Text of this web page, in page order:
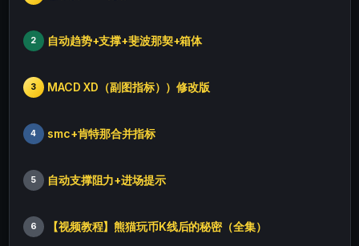
2 自动趋势+支撑+斐波那契+箱体
3 MACD XD（副图指标））修改版
4 smc+肯特那合并指标
5 自动支撑阻力+进场提示
6 【视频教程】熊猫玩币K线后的秘密（全集）